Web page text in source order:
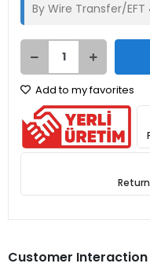
By Wire Transfer/EFT
Add to my favorites
Customer